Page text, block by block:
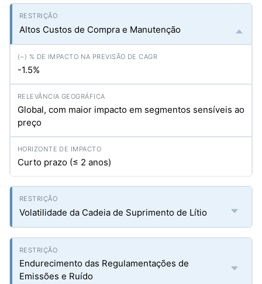
Altos Custos de Compra e Manutenção
-1.5%
Global, com maior impacto em segmentos sensíveis ao
preço
Curto prazo (≤ 2 anos)
Volatilidade da Cadeia de Suprimento de Lítio
Endurecimento das Regulamentações de
Emissões e Ruído